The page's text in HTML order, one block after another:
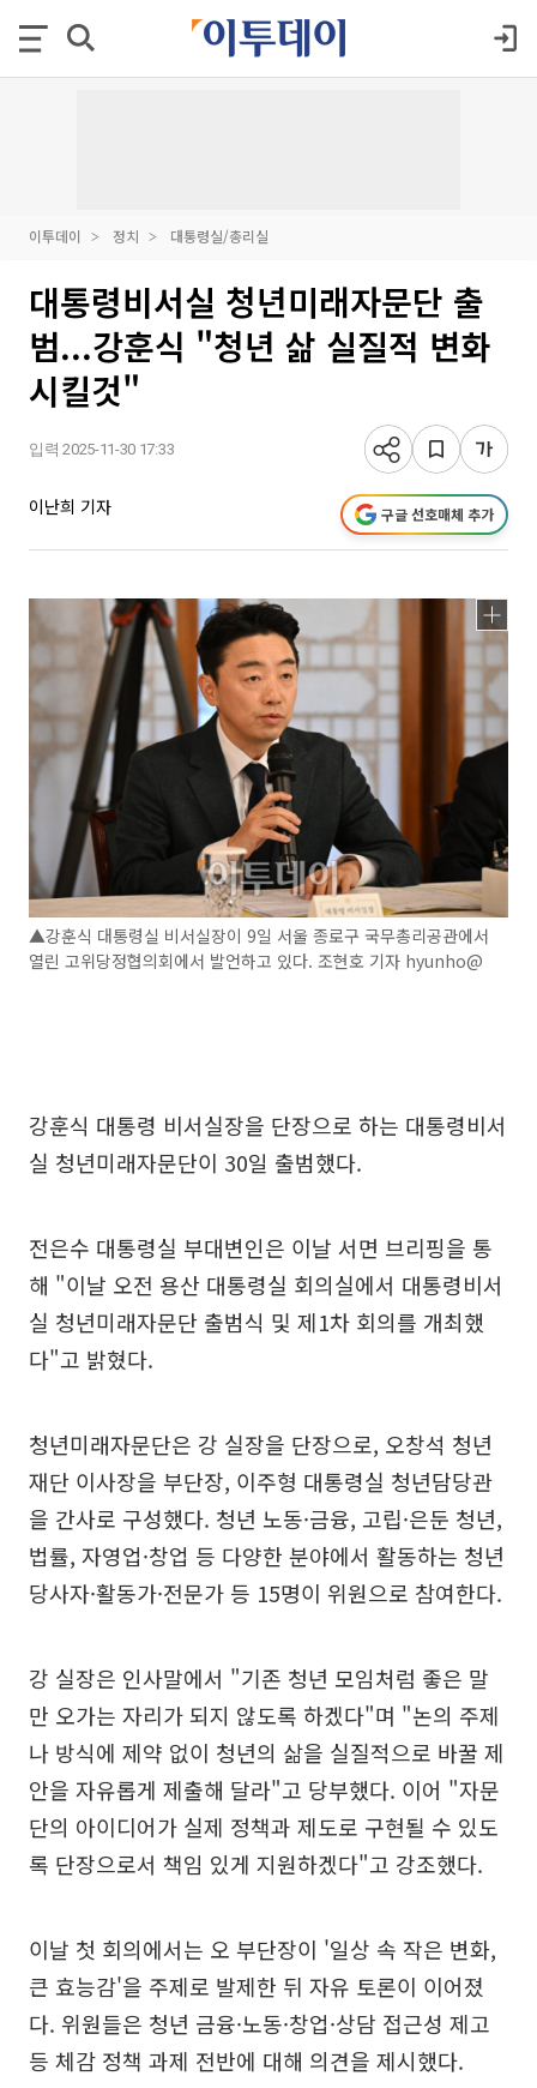
이투데이 정치 대통령실/총리실
대통령비서실 청년미래자문단 출
범...강훈식 "청년 삶 실질적 변화
시킬것"
입력 2025-11-30 17:33
이난희 기자 구글 선호매체 추가
▲강훈식 대통령실 비서실장이 9일 서울 종로구 국무총리공관에서
열린 고위당정협의회에서 발언하고 있다. 조현호 기자 hyunho@
강훈식 대통령 비서실장을 단장으로 하는 대통령비서
실 청년미래자문단이 30일 출범했다.
전은수 대통령실 부대변인은 이날 서면 브리핑을 통
해 "이날 오전 용산 대통령실 회의실에서 대통령비서
실 청년미래자문단 출범식 및 제1차 회의를 개최했
다"고 밝혔다.
청년미래자문단은 강 실장을 단장으로, 오창석 청년
재단 이사장을 부단장, 이주형 대통령실 청년담당관
을 간사로 구성했다. 청년 노동·금융, 고립·은둔 청년,
법률, 자영업·창업 등 다양한 분야에서 활동하는 청년
당사자·활동가·전문가 등 15명이 위원으로 참여한다.
강 실장은 인사말에서 "기존 청년 모임처럼 좋은 말
만 오가는 자리가 되지 않도록 하겠다"며 "논의 주제
나 방식에 제약 없이 청년의 삶을 실질적으로 바꿀 제
안을 자유롭게 제출해 달라"고 당부했다. 이어 "자문
단의 아이디어가 실제 정책과 제도로 구현될 수 있도
록 단장으로서 책임 있게 지원하겠다"고 강조했다.
이날 첫 회의에서는 오 부단장이 '일상 속 작은 변화,
큰 효능감'을 주제로 발제한 뒤 자유 토론이 이어졌
다. 위원들은 청년 금융·노동·창업·상담 접근성 제고
등 체감 정책 과제 전반에 대해 의견을 제시했다.